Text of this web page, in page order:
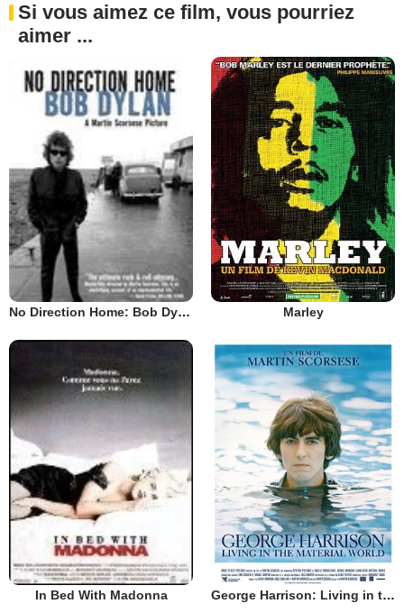
Si vous aimez ce film, vous pourriez
aimer ...
No Direction Home: Bob Dylan Marley
In Bed With Madonna George Harrison: Living in the Material World